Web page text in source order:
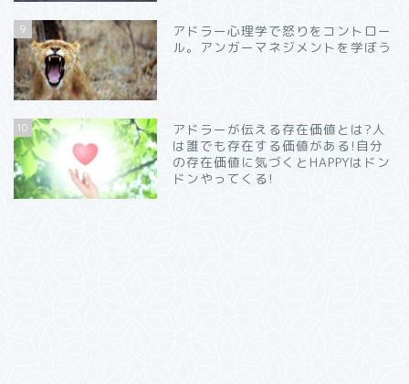
9
アドラー心理学で怒りをコントロー
ル。アンガーマネジメントを学ぼう
10
アドラーが伝える存在価値とは?人
は誰でも存在する価値がある!自分
の存在価値に気づくとHAPPYはドン
ドンやってくる!